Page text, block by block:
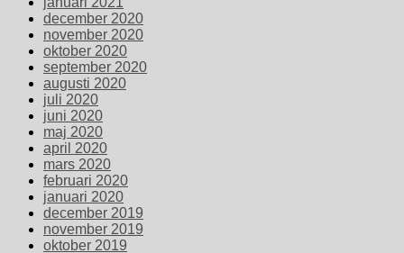
december 2020
november 2020
oktober 2020
september 2020
augusti 2020
juli 2020
juni 2020
maj 2020
april 2020
mars 2020
februari 2020
januari 2020
december 2019
november 2019
oktober 2019